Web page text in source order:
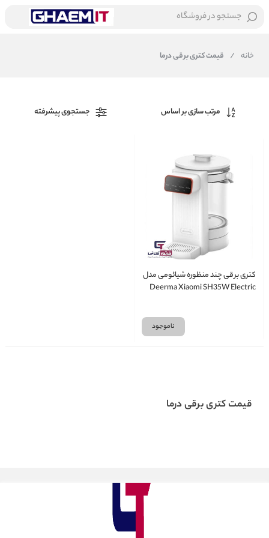
جستجو در فروشگاه
خانه / قیمت کتری برقی درما
مرتب سازی بر اساس جستجوی پیشرفته
کتری برقی چند منظوره شیائومی مدل
Deerma Xiaomi SH35W Electric
ناموجود
قیمت کتری برقی درما